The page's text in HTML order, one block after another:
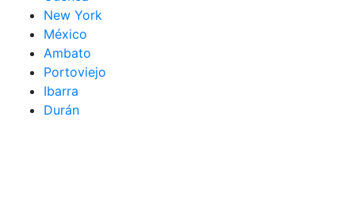
New York
México
Ambato
Portoviejo
Ibarra
Durán